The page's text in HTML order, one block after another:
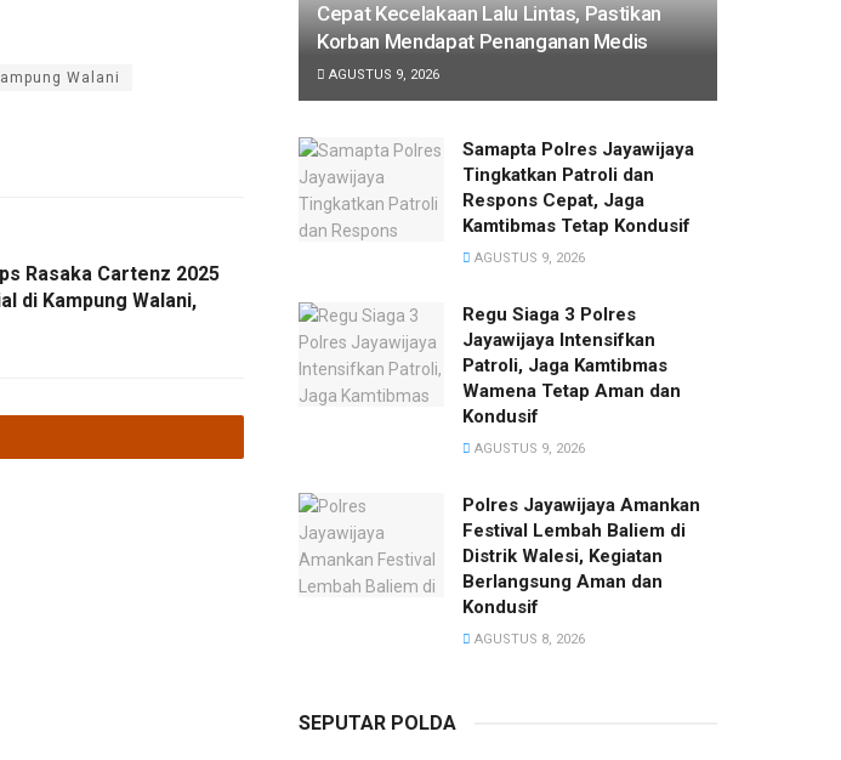
Walani
Rasaka Cartenz 2025
di Kampung Walani,
Cepat Kecelakaan Lalu Lintas, Pastikan
Korban Mendapat Penanganan Medis
AGUSTUS 9, 2026
Samapta Polres Jayawijaya
Tingkatkan Patroli dan
Respons Cepat, Jaga
Kamtibmas Tetap Kondusif
AGUSTUS 9, 2026
Regu Siaga 3 Polres
Jayawijaya Intensifkan
Patroli, Jaga Kamtibmas
Wamena Tetap Aman dan
Kondusif
AGUSTUS 9, 2026
Polres Jayawijaya Amankan
Festival Lembah Baliem di
Distrik Walesi, Kegiatan
Berlangsung Aman dan
Kondusif
AGUSTUS 8, 2026
SEPUTAR POLDA